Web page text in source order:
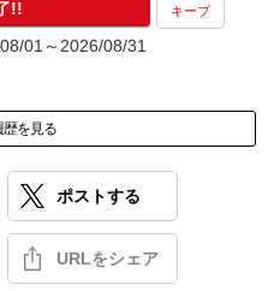
!! キープ
01～2026/08/31
歴を見る
ポストする
URLをシェア